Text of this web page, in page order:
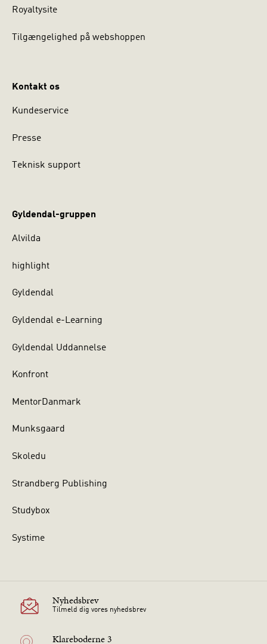
Royaltysite
Tilgængelighed på webshoppen
Kontakt os
Kundeservice
Presse
Teknisk support
Gyldendal-gruppen
Alvilda
highlight
Gyldendal
Gyldendal e-Learning
Gyldendal Uddannelse
Konfront
MentorDanmark
Munksgaard
Skoledu
Strandberg Publishing
Studybox
Systime
Nyhedsbrev
Tilmeld dig vores nyhedsbrev
Klareboderne 3